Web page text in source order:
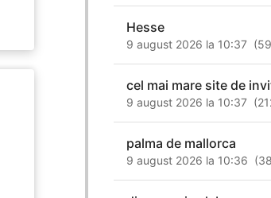
Hesse
9 august 2026 la 10:37 (59
cel mai mare site de
9 august 2026 la 10:37 (
palma de mallorca
9 august 2026 la 10:36 (38